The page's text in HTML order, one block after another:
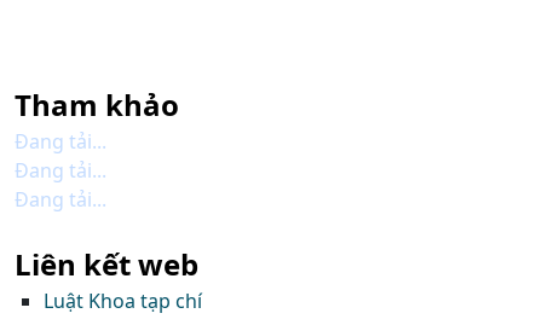
Tham khảo
Đang tải...
Đang tải...
Đang tải...
Liên kết web
Luật Khoa tạp chí